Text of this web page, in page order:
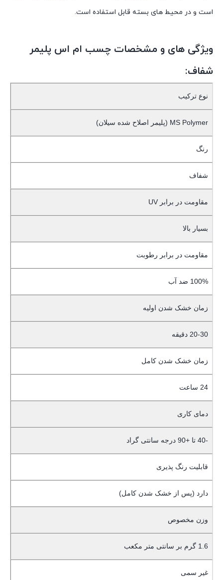
است و در محیط های بسته قابل استفاده است.
ویژگی های و مشخصات چسب ام اس پلیمر
شفاف:
نوع ترکیب
MS Polymer (پلیمر اصلاح شده سیلان)
رنگ
شفاف
مقاومت در برابر UV
بسیار بالا
مقاومت در برابر رطوبت
100% ضد آب
زمان خشک شدن اولیه
20-30 دقیقه
زمان خشک شدن کامل
24 ساعت
دمای کاری
-40 تا +90 درجه سانتی گراد
قابلیت رنگ پذیری
دارد (پس از خشک شدن کامل)
وزن مخصوص
1.6 گرم بر سانتی متر مکعب
غیر سمی